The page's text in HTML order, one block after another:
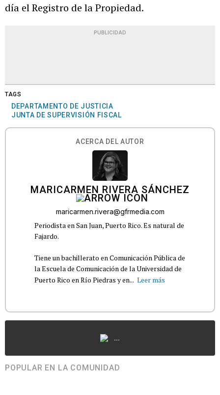
día el Registro de la Propiedad.
PUBLICIDAD
TAGS
DEPARTAMENTO DE JUSTICIA
JUNTA DE SUPERVISIÓN FISCAL
ACERCA DEL AUTOR
MARICARMEN RIVERA SÁNCHEZ
maricarmen.rivera@gfrmedia.com
Periodista en San Juan, Puerto Rico. Es natural de
Fajardo.
Tiene un bachillerato en Comunicación Pública de
la Escuela de Comunicación de la Universidad de
Puerto Rico en Río Piedras y en... Leer más
...
POPULAR EN LA COMUNIDAD